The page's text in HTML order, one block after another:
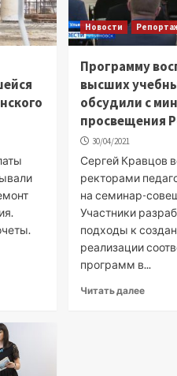
Новости
Программу
высших
обсудили с
просвещения
30/04/2021
Сергей Кравцов
ректорами
на семинар-
Участники
подходы к
реализации
программ в...
Читать далее